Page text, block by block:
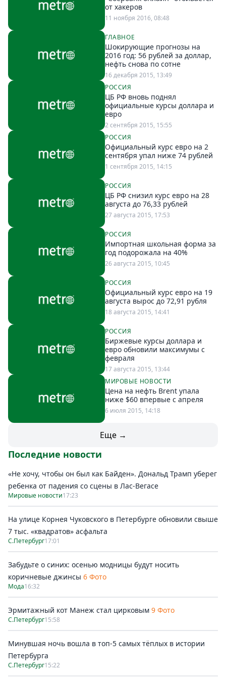
Россия
Еда
Театр
Кино
Выставки
О
Звезды
Metro
от хакеров
11 ноября 2016, 08:48
ГЛАВНОЕ
Шокирующие прогнозы на
2016 год: 56 рублей за доллар,
нефть снова по сотне
16 декабря 2015, 13:49
РОССИЯ
ЦБ РФ вновь поднял
официальные курсы доллара и
евро
2 сентября 2015, 15:55
РОССИЯ
Официальный курс евро на 2
сентября упал ниже 74 рублей
1 сентября 2015, 14:15
РОССИЯ
ЦБ РФ снизил курс евро на 28
августа до 76,33 рублей
27 августа 2015, 17:53
РОССИЯ
Импортная школьная форма за
год подорожала на 40%
26 августа 2015, 10:45
РОССИЯ
Официальный курс евро на 19
августа вырос до 72,91 рубля
18 августа 2015, 14:41
РОССИЯ
Биржевые курсы доллара и
евро обновили максимумы с
февраля
17 августа 2015, 13:44
МИРОВЫЕ НОВОСТИ
Цена на нефть Brent упала
ниже $60 впервые с апреля
6 июля 2015, 14:18
Еще →
Последние новости
«Не хочу, чтобы он был как Байден». Дональд Трамп уберег
ребенка от падения со сцены в Лас-Вегасе
Мировые новости17:23
На улице Корнея Чуковского в Петербурге обновили свыше
7 тыс. «квадратов» асфальта
С.Петербург17:01
Забудьте о синих: осенью модницы будут носить
коричневые джинсы 6 Фото
Мода16:32
Эрмитажный кот Манеж стал цирковым 9 Фото
С.Петербург15:58
Минувшая ночь вошла в топ-5 самых тёплых в истории
Петербурга
С.Петербург15:22